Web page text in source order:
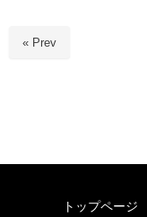
« Prev
トップページ